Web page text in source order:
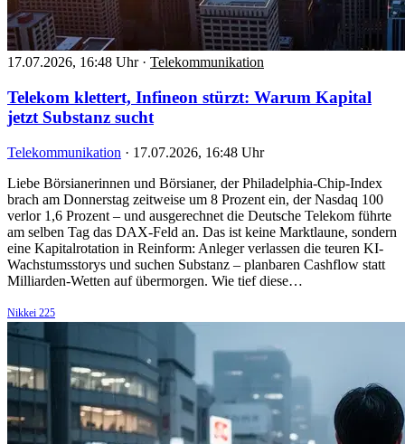
17.07.2026, 16:48 Uhr · Telekommunikation
Telekom klettert, Infineon stürzt: Warum Kapital
jetzt Substanz sucht
Telekommunikation · 17.07.2026, 16:48 Uhr
Liebe Börsianerinnen und Börsianer, der Philadelphia-Chip-Index
brach am Donnerstag zeitweise um 8 Prozent ein, der Nasdaq 100
verlor 1,6 Prozent – und ausgerechnet die Deutsche Telekom führte
am selben Tag das DAX-Feld an. Das ist keine Marktlaune, sondern
eine Kapitalrotation in Reinform: Anleger verlassen die teuren KI-
Wachstumsstorys und suchen Substanz – planbaren Cashflow statt
Milliarden-Wetten auf übermorgen. Wie tief diese…
Nikkei 225